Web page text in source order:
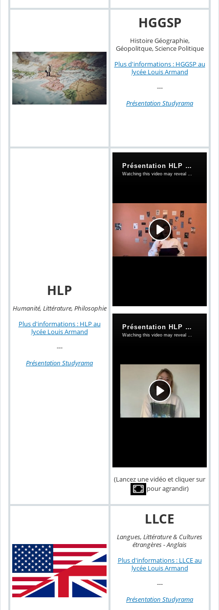
HGGSP
Histoire Géographie,
Géopolitque, Science Politique
Plus d'informations : HGGSP au
lycée Louis Armand
---
Présentation Studyrama
HLP
Humanité, Littérature, Philosophie
Plus d'informations : HLP au
lycée Louis Armand
---
Présentation Studyrama
(Lancez une vidéo et cliquer sur
pour agrandir)
LLCE
Langues, Littérature & Cultures
étrangères - Anglais
Plus d'informations : LLCE au
lycée Louis Armand
---
Présentation Studyrama